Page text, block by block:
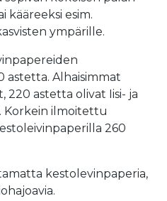
kääreeksi esim.
ympärille.
astetta. Alhaisimmat
astetta olivat Iisi- ja
Korkein ilmoitettu
260
kestolevinpaperia,